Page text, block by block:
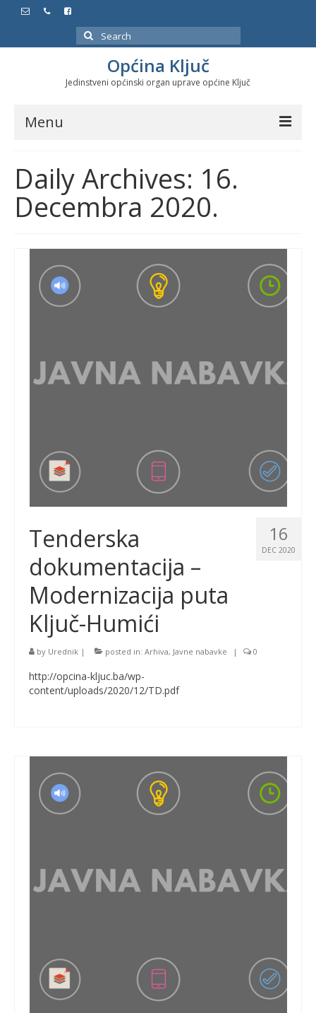
Search
for:
Općina Ključ
Jedinstveni općinski organ uprave općine Ključ
Menu
Službeni glasnici
Javne nabavke
Značajni datumi i manifestacije
Program energetske efikasnosti u stambenom
sektoru
Daily Archives: 16.
Decembra 2020.
16
DEC 2020
Tenderska
dokumentacija –
Modernizacija puta
Ključ-Humići
by Urednik | posted in: Arhiva, Javne nabavke | 0
http://opcina-kljuc.ba/wp-
content/uploads/2020/12/TD.pdf